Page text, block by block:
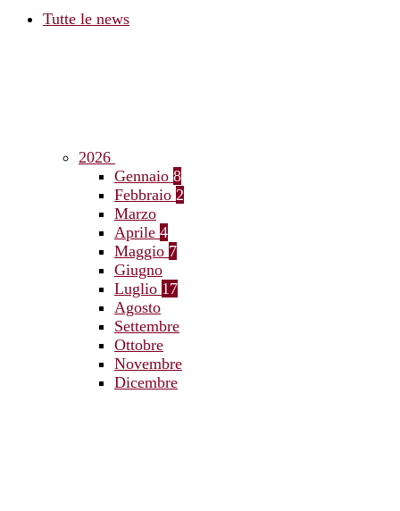
Tutte le news
2026
Gennaio 8
Febbraio 2
Marzo
Aprile 4
Maggio 7
Giugno
Luglio 17
Agosto
Settembre
Ottobre
Novembre
Dicembre